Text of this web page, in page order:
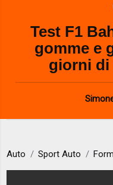
Test F1
gomme e
giorni di
Auto Sport Auto